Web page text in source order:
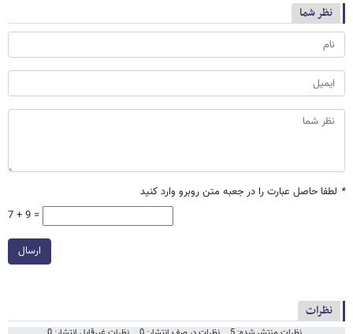
نظر شما
* لطفا حاصل عبارت را در جعبه متن روبرو وارد کنید
7 + 9 =
ارسال
نظرات